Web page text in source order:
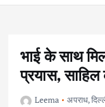
n
भाई के साथ
प्रयास,
Leema अपराध,